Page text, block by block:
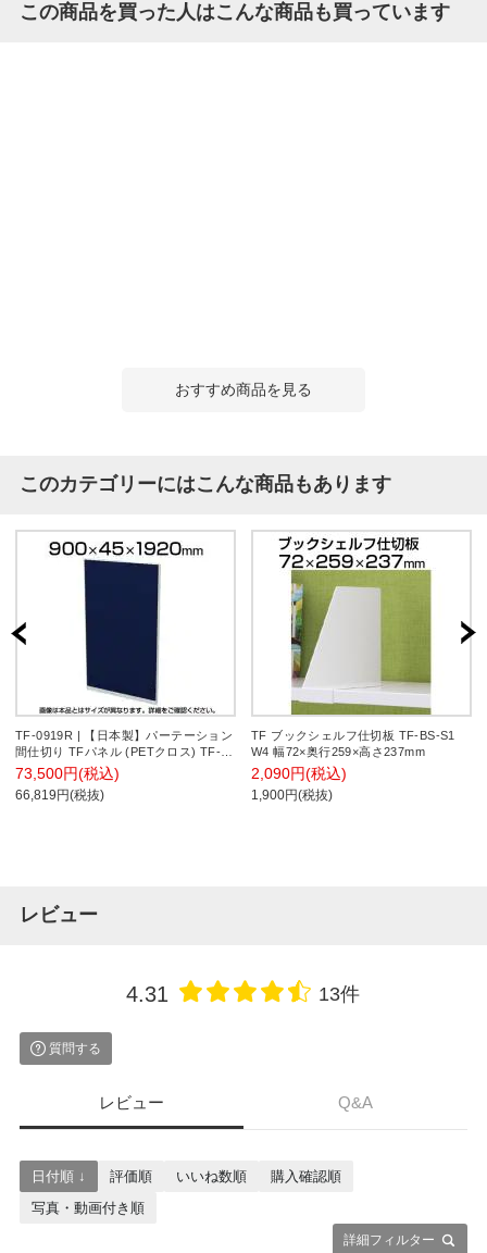
この商品を買った人はこんな商品も買っています
おすすめ商品を見る
このカテゴリーにはこんな商品もあります
TF-0919R | 【日本製】パーテーション
間仕切り TFパネル (PETクロス) TF-
0919R W4 幅900×奥行45×高さ
1920mm プラス(PLUS)
73,500円(税込)
66,819円(税抜)
TF ブックシェルフ仕切板 TF-BS-S1
W4 幅72×奥行259×高さ237mm
2,090円(税込)
1,900円(税抜)
レビュー
4.31 13件
質問する
レビュー Q&A
詳細フィルター
日付順 ↓ 評価順 いいね数順
購入確認順
写真・動画付き順